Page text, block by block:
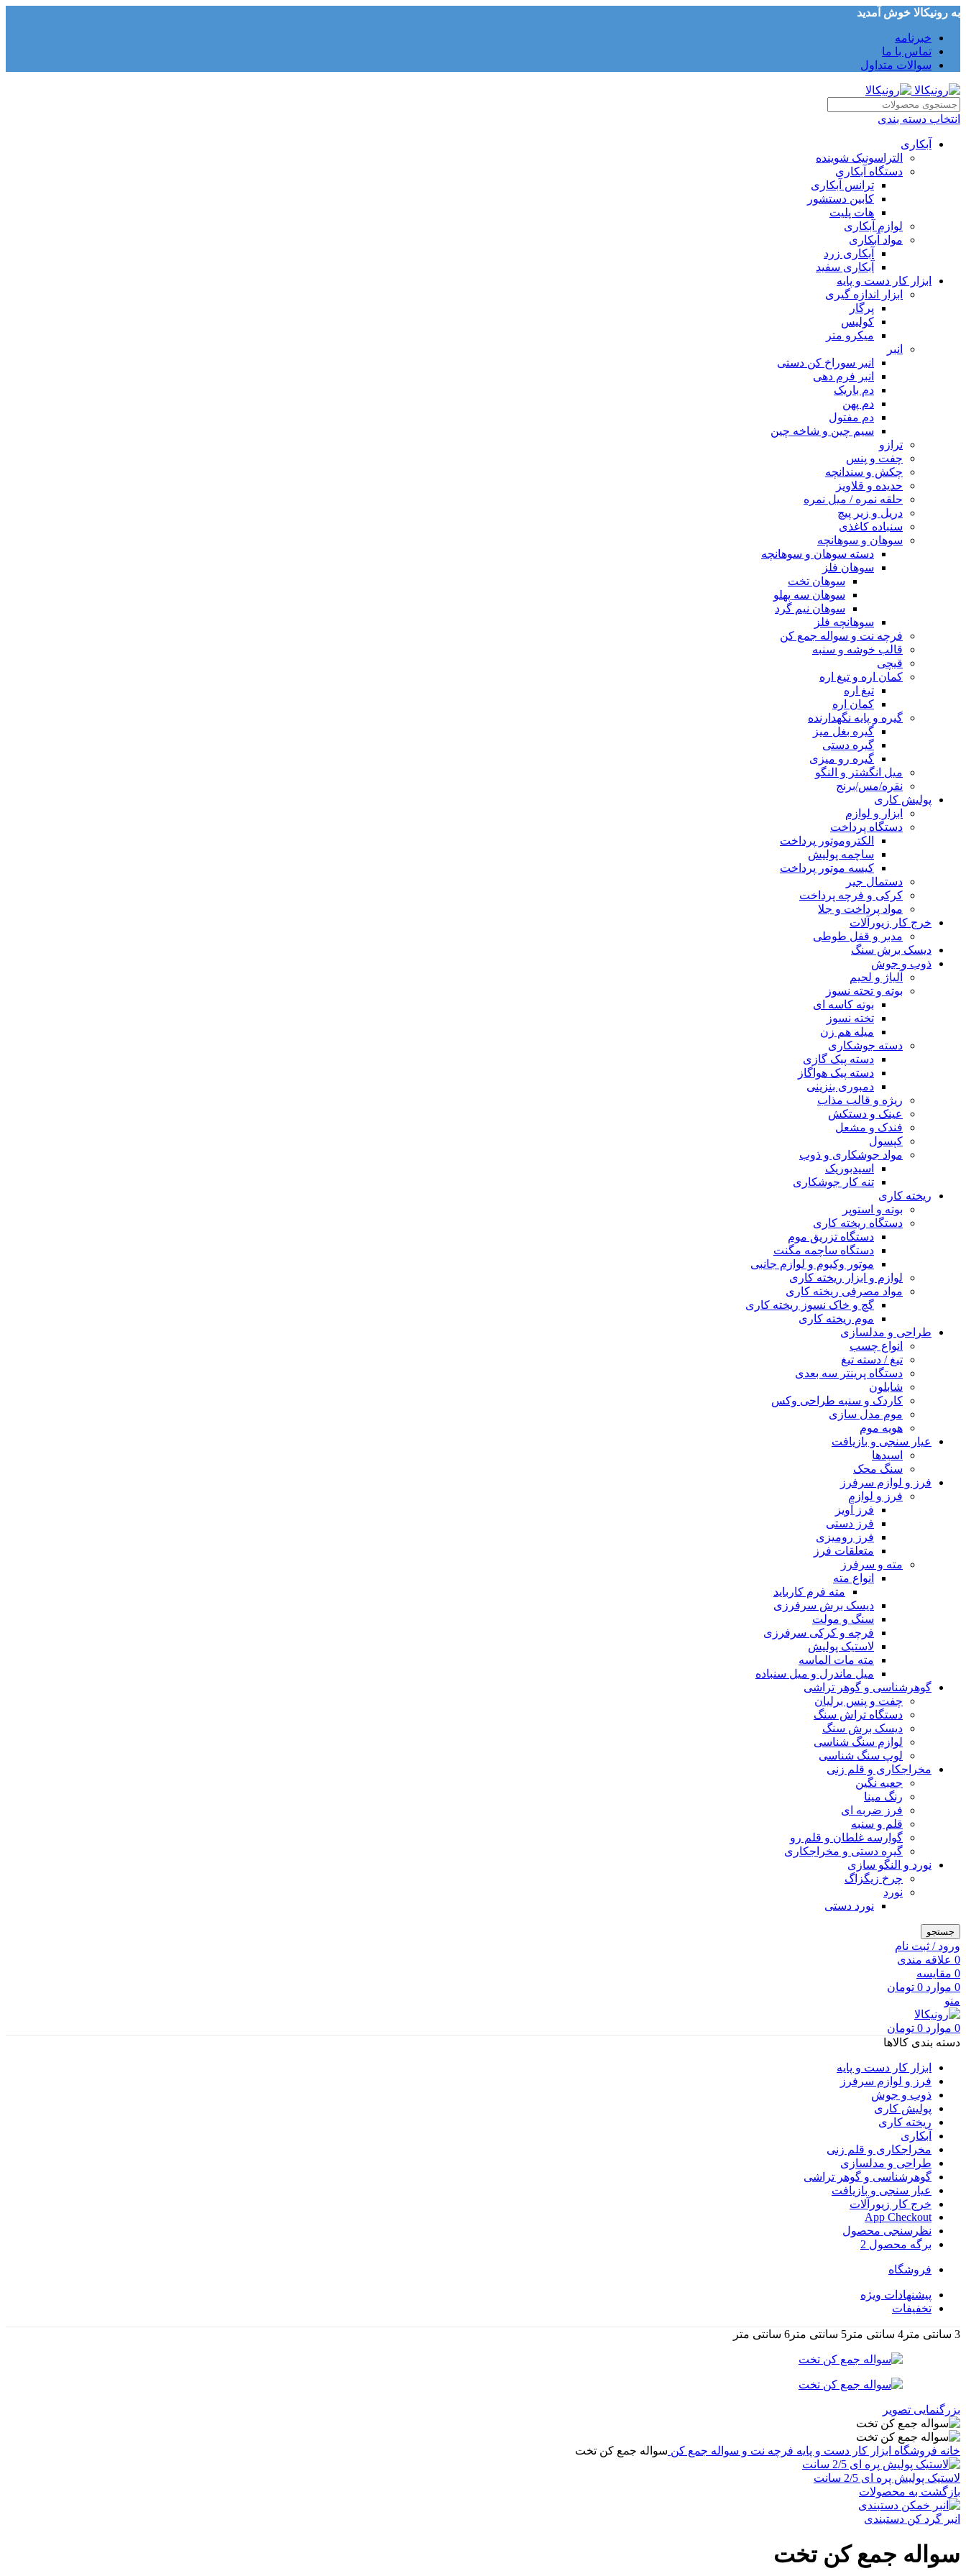
به رونیکالا خوش آمدید
خبرنامه
تماس با ما
سوالات متداول
انتخاب دسته بندی
آبکاری
التراسونیک شوینده
دستگاه آبکاری
ترانس آبکاری
کابین دستشور
هات پلیت
لوازم آبکاری
مواد آبکاری
آبکاری زرد
آبکاری سفید
ابزار کار دست و پایه
ابزار اندازه گیری
پرگار
کولیس
میکرو متر
انبر
انبر سوراخ کن دستی
انبر فرم دهی
دم باریک
دم پهن
دم مفتول
سیم چین و شاخه چین
ترازو
چفت و پنس
چکش و سندانچه
حدیده و قلاویز
حلقه نمره / میل نمره
دریل و زیر پیچ
سنباده کاغذی
سوهان و سوهانچه
دسته سوهان و سوهانچه
سوهان فلز
سوهان تخت
سوهان سه پهلو
سوهان نیم گرد
سوهانچه فلز
فرچه نت و سواله جمع کن
قالب خوشه و سنبه
قیچی
کمان اره و تیغ اره
تیغ اره
کمان اره
گیره و پایه نگهدارنده
گیره بغل میز
گیره دستی
گیره رو میزی
میل انگشتر و النگو
نقره/مس/برنج
پولیش کاری
ابزار و لوازم
دستگاه پرداخت
الکتروموتور پرداخت
ساچمه پولیش
کیسه موتور پرداخت
دستمال جیر
کرکی و فرچه پرداخت
مواد پرداخت و جلا
خرج کار زیورآلات
مدبر و قفل طوطی
دیسک برش سنگ
ذوب و جوش
آلیاژ و لحیم
بوته و تحته نسوز
بوته کاسه ای
تخته نسوز
میله هم زن
دسته جوشکاری
دسته پیک گازی
دسته پیک هواگاز
دمبوری بنزینی
ریژه و قالب مذاب
عینک و دستکش
فندک و مشعل
کپسول
مواد جوشکاری و ذوب
اسیدبوریک
تنه کار جوشکاری
ریخته کاری
بوته و استوپر
دستگاه ریخته کاری
دستگاه تزریق موم
دستگاه ساچمه مگنت
موتور وکیوم و لوازم جانبی
لوازم و ابزار ریخته کاری
مواد مصرفی ریخته کاری
گچ و خاک نسوز ریخته کاری
موم ریخته کاری
طراحی و مدلسازی
انواع چسب
تیغ / دسته تیغ
دستگاه پرینتر سه بعدی
شابلون
کاردک و سنبه طراحی وکس
موم مدل سازی
هویه موم
عیار سنجی و بازیافت
اسیدها
سنگ محک
فرز و لوازم سرفرز
فرز و لوازم
فرز آویز
فرز دستی
فرز رومیزی
متعلقات فرز
مته و سرفرز
انواع مته
مته فرم کارباید
دیسک برش سرفرزی
سنگ و مولت
فرچه و کرکی سرفرزی
لاستیک پولیش
مته مات الماسه
میل ماندرل و میل سنباده
گوهرشناسی و گوهر تراشی
چفت و پنس برلیان
دستگاه تراش سنگ
دیسک برش سنگ
لوازم سنگ شناسی
لوپ سنگ شناسی
مخراجکاری و قلم زنی
جعبه نگین
رنگ مینا
فرز ضربه ای
قلم و سنبه
گوارسه غلطان و قلم رو
گیره دستی و مخراجکاری
نورد و النگو سازی
چرخ زیگزاگ
نورد
نورد دستی
جستجو
ورود / ثبت نام
0 علاقه مندی
0 مقایسه
0 موارد 0 تومان
منو
0 موارد 0 تومان
دسته بندی کالاها
ابزار کار دست و پایه
فرز و لوازم سرفرز
ذوب و جوش
پولیش کاری
ریخته کاری
آبکاری
مخراجکاری و قلم زنی
طراحی و مدلسازی
گوهرشناسی و گوهر تراشی
عیار سنجی و بازیافت
خرج کار زیورآلات
App Checkout
نظرسنجی محصول
برگه محصول 2
فروشگاه
پیشنهادات ویژه
تخفیفات
3 سانتی متر 4 سانتی متر 5 سانتی متر 6 سانتی متر
بزرگنمایی تصویر
خانه فروشگاه ابزار کار دست و پایه فرچه نت و سواله جمع کن سواله جمع کن تخت
لاستیک پولیش پره ای 2/5 سانت
بازگشت به محصولات
انبر گرد کن دستبندی
سواله جمع کن تخت